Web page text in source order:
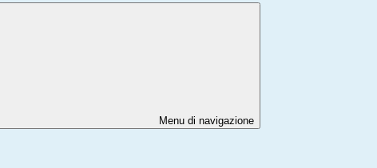
Menu di navigazione